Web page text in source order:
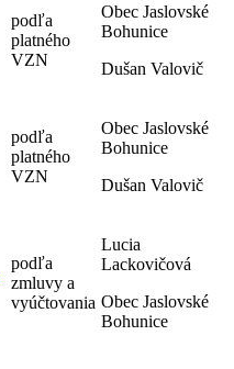
podľa
platného
VZN
Obec Jaslovské
Bohunice
Dušan Valovič
podľa
platného
VZN
Obec Jaslovské
Bohunice
Dušan Valovič
podľa
zmluvy a
vyúčtovania
Lucia
Lackovičová
Obec Jaslovské
Bohunice